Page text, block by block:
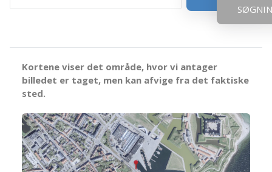
Kortene viser det område, hvor vi antager
billedet er taget, men kan afvige fra det faktiske
sted.